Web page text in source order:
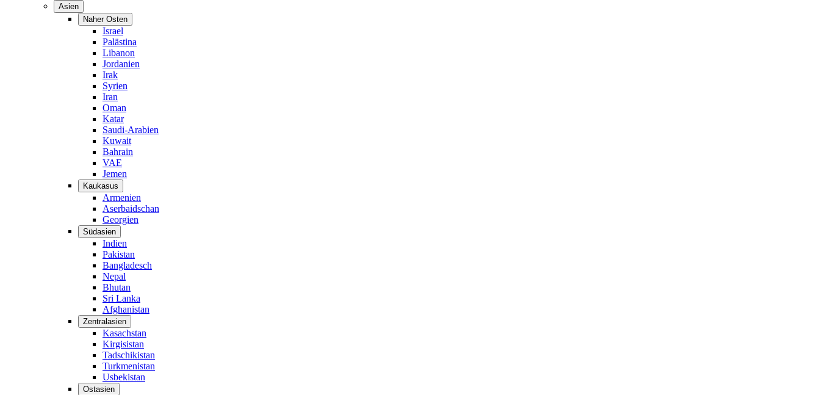
Asien
Naher Osten
Israel
Palästina
Libanon
Jordanien
Irak
Syrien
Iran
Oman
Katar
Saudi-Arabien
Kuwait
Bahrain
VAE
Jemen
Kaukasus
Armenien
Aserbaidschan
Georgien
Südasien
Indien
Pakistan
Bangladesch
Nepal
Bhutan
Sri Lanka
Afghanistan
Zentralasien
Kasachstan
Kirgisistan
Tadschikistan
Turkmenistan
Usbekistan
Ostasien